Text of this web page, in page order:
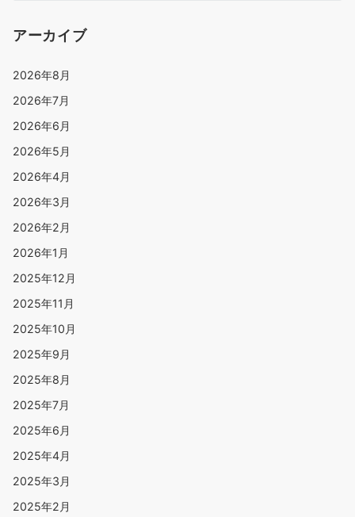
アーカイブ
2026年8月
2026年7月
2026年6月
2026年5月
2026年4月
2026年3月
2026年2月
2026年1月
2025年12月
2025年11月
2025年10月
2025年9月
2025年8月
2025年7月
2025年6月
2025年4月
2025年3月
2025年2月